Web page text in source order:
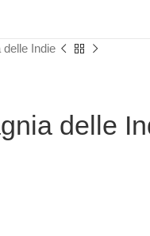
Indie
delle